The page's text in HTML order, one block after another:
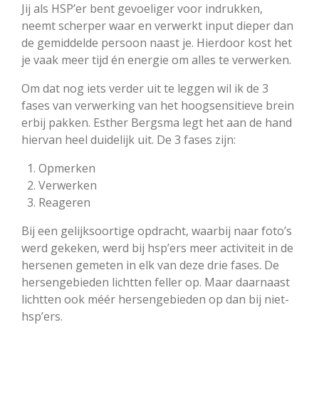
Jij als HSP’er bent gevoeliger voor indrukken,
neemt scherper waar en verwerkt input dieper dan
de gemiddelde persoon naast je. Hierdoor kost het
je vaak meer tijd én energie om alles te verwerken.
Om dat nog iets verder uit te leggen wil ik de 3
fases van verwerking van het hoogsensitieve brein
erbij pakken. Esther Bergsma legt het aan de hand
hiervan heel duidelijk uit. De 3 fases zijn:
Opmerken
Verwerken
Reageren
Bij een gelijksoortige opdracht, waarbij naar foto’s
werd gekeken, werd bij hsp’ers meer activiteit in de
hersenen gemeten in elk van deze drie fases. De
hersengebieden lichtten feller op. Maar daarnaast
lichtten ook méér hersengebieden op dan bij niet-
hsp’ers.